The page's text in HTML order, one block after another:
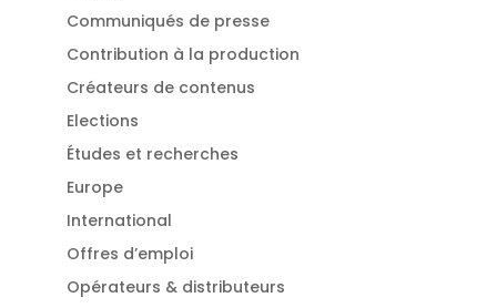
Communiqués de presse
Contribution à la production
Créateurs de contenus
Elections
Études et recherches
Europe
International
Offres d’emploi
Opérateurs & distributeurs